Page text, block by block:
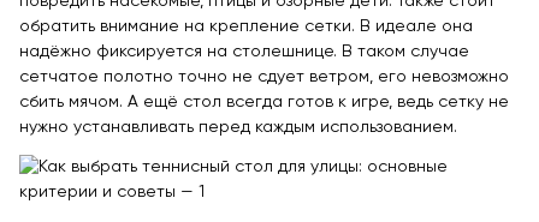
обратить внимание на крепление сетки. В идеале она
надёжно фиксируется на столешнице. В таком случае
сетчатое полотно точно не сдует ветром, его невозможно
сбить мячом. А ещё стол всегда готов к игре, ведь сетку не
нужно устанавливать перед каждым использованием.